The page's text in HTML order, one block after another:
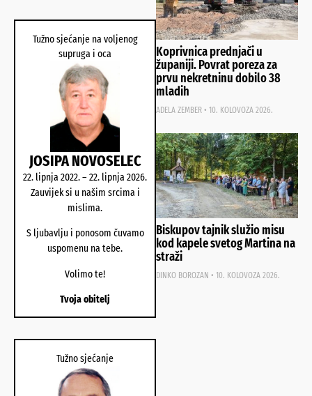
Tužno sjećanje na voljenog
supruga i oca
JOSIPA NOVOSELEC
22. lipnja 2022. – 22. lipnja 2026.
Zauvijek si u našim srcima i
mislima.
S ljubavlju i ponosom čuvamo
uspomenu na tebe.
Volimo te!
Tvoja obitelj
Tužno sjećanje
Koprivnica prednjači u
županiji. Povrat poreza za
prvu nekretninu dobilo 38
mladih
ADELA ZEMBER 10. KOLOVOZA 2026.
Biskupov tajnik služio misu
kod kapele svetog Martina na
straži
DINKO BOROZAN 10. KOLOVOZA 2026.